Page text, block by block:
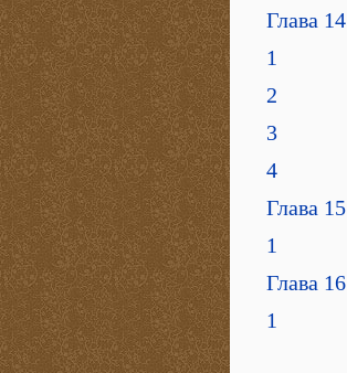
Глава 14
1
2
3
4
Глава 15
1
Глава 16
1